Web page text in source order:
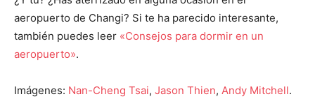
aeropuerto de Changi? Si te ha parecido interesante,
también puedes leer «Consejos para dormir en un
aeropuerto».
Imágenes: Nan-Cheng Tsai, Jason Thien, Andy Mitchell.